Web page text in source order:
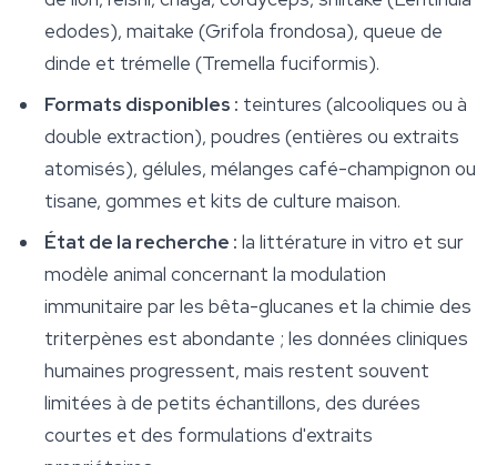
edodes), maitake (Grifola frondosa), queue de
dinde et trémelle (Tremella fuciformis).
Formats disponibles : teintures (alcooliques ou à
double extraction), poudres (entières ou extraits
atomisés), gélules, mélanges café-champignon ou
tisane, gommes et kits de culture maison.
État de la recherche : la littérature in vitro et sur
modèle animal concernant la modulation
immunitaire par les bêta-glucanes et la chimie des
triterpènes est abondante ; les données cliniques
humaines progressent, mais restent souvent
limitées à de petits échantillons, des durées
courtes et des formulations d'extraits